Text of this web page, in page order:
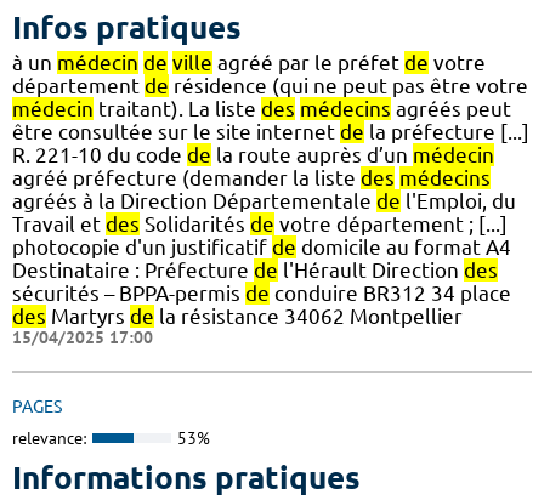
Infos pratiques
à un médecin de ville agréé par le préfet de votre
département de résidence (qui ne peut pas être votre
médecin traitant). La liste des médecins agréés peut
être consultée sur le site internet de la préfecture [...]
R. 221-10 du code de la route auprès d’un médecin
agréé préfecture (demander la liste des médecins
agréés à la Direction Départementale de l'Emploi, du
Travail et des Solidarités de votre département ; [...]
photocopie d'un justificatif de domicile au format A4
Destinataire : Préfecture de l'Hérault Direction des
sécurités – BPPA-permis de conduire BR312 34 place
des Martyrs de la résistance 34062 Montpellier
15/04/2025 17:00
PAGES
relevance: 53%
Informations pratiques